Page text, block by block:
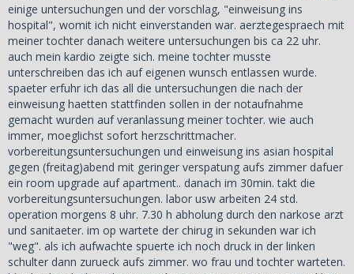
einige untersuchungen und der vorschlag, "einweisung ins
hospital", womit ich nicht einverstanden war. aerztegespraech mit
meiner tochter danach weitere untersuchungen bis ca 22 uhr.
auch mein kardio zeigte sich. meine tochter musste
unterschreiben das ich auf eigenen wunsch entlassen wurde.
spaeter erfuhr ich das all die untersuchungen die nach der
einweisung haetten stattfinden sollen in der notaufnahme
gemacht wurden auf veranlassung meiner tochter. wie auch
immer, moeglichst sofort herzschrittmacher.
vorbereitungsuntersuchungen und einweisung ins asian hospital
gegen (freitag)abend mit geringer verspatung aufs zimmer dafuer
ein room upgrade auf apartment.. danach im 30min. takt die
vorbereitungsuntersuchungen. labor usw arbeiten 24 std.
operation morgens 8 uhr. 7.30 h abholung durch den narkose arzt
und sanitaeter. im op wartete der chirug in sekunden war ich
"weg". als ich aufwachte spuerte ich noch druck in der linken
schulter dann zurueck aufs zimmer. wo frau und tochter warteten.